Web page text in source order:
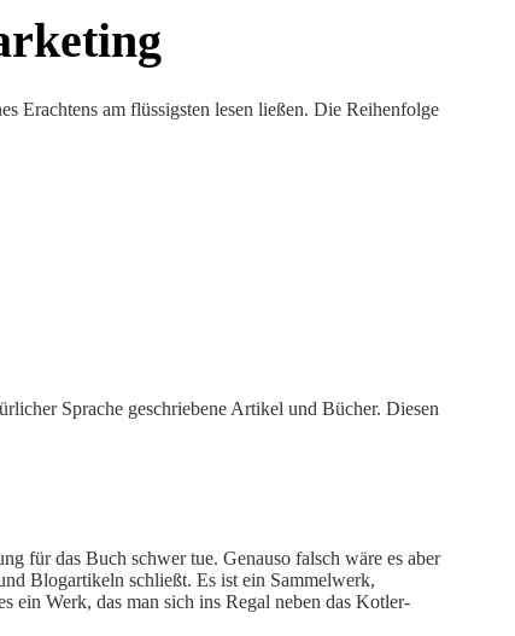
Erachtens am flüssigsten lesen ließen. Die Reihenfolge
Sprache geschriebene Artikel und Bücher. Diesen
für das Buch schwer tue. Genauso falsch wäre es aber
Blogartikeln schließt. Es ist ein Sammelwerk,
ein Werk, das man sich ins Regal neben das Kotler-